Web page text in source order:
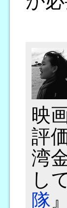
映
評
湾
し
隊